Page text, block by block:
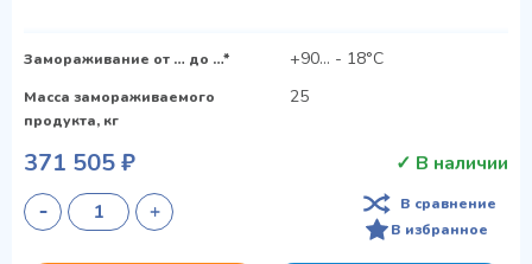
Замораживание от … до …* +90... - 18°С
Масса замораживаемого
продукта, кг
25
371 505 ₽ ✓ В наличии
В сравнение
В избранное